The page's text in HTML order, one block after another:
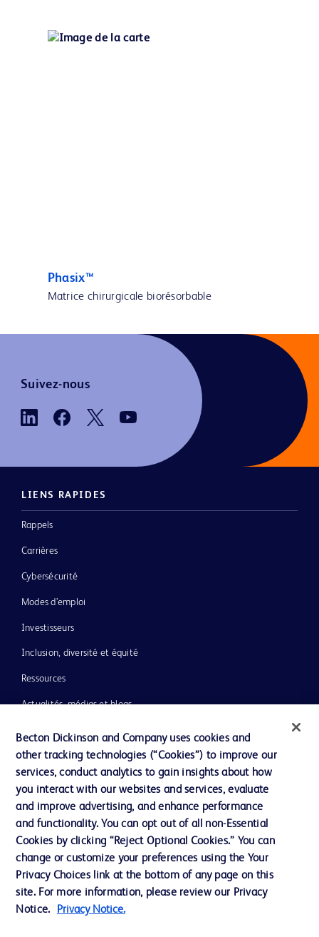
Phasix™
Matrice chirurgicale biorésorbable
Suivez-nous
LIENS RAPIDES
Rappels
Carrières
Cybersécurité
Modes d’emploi
Investisseurs
Inclusion, diversité et équité
Ressources
Actualités, médias et blogs
Ethique et conformité
Nous contacter
Paramètres des cookies
Charte de Protection des Données Personnelles
Conditions d'utlisation
Becton Dickinson and Company uses cookies and
other tracking technologies (“Cookies”) to improve our
services, conduct analytics to gain insights about how
you interact with our websites and services, evaluate
and improve advertising, and enhance performance
and functionality. You can opt out of all non-Essential
Cookies by clicking “Reject Optional Cookies.” You can
change or customize your preferences using the Your
Privacy Choices link at the bottom of any page on this
site. For more information, please review our Privacy
Notice.
Privacy Notice.